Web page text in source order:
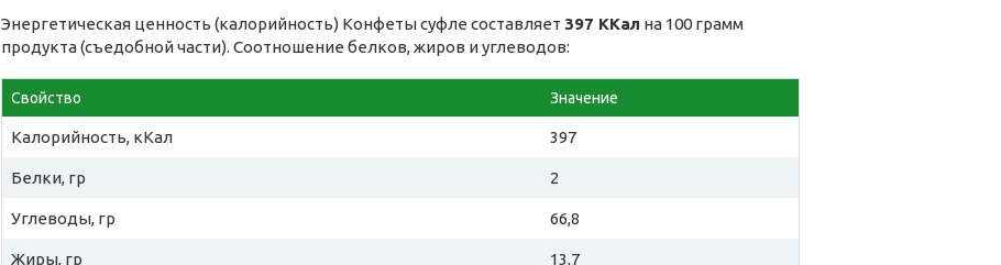
Энергетическая ценность (калорийность) Конфеты суфле составляет 397 ККал на 100 грамм
продукта (съедобной части). Соотношение белков, жиров и углеводов:
Свойство Значение
Калорийность, кКал 397
Белки, гр 2
Углеводы, гр 66,8
Жиры, гр 13,7